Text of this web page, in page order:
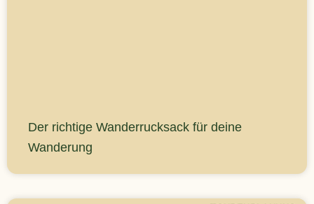
Der richtige Wanderrucksack für deine
Wanderung